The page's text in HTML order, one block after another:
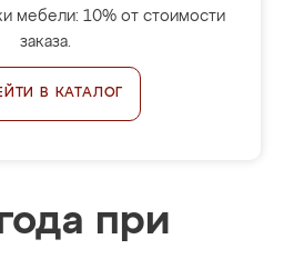
мебели: 10% от стоимости
заказа.
В КАТАЛОГ
при